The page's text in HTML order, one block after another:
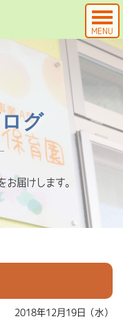
MENU
グ
お届けします。
2018年12月19日（水）